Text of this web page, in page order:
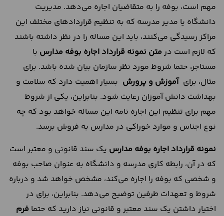
مهم است، بوفه را به متقاضیان اجاره می‌دهد. مدیریت
دانشگاه یا مدیر مدرسه که به تنظیم قراردادهای مختلف این
مراکز رسیدگی می‌کنند، باید این مساله را در نظر داشته باشند
که لازم است در متن نمونه قرارداد اجاره بوفه مدارس با
مستاجر، حتما شروط مورد نظر سازمان بیان شده باشد. برای
مثال، برای آموزش و پرورش بسیار اهمیت دارد که سلامت و
بهداشت دانش آموزان رعایت شود. بنابراین، یکی از شروط
مهم برای تنظیم این اجاره نامه این مساله خواهد بود که چه
نوع اجناس و موارد خوراکی در مدارس به فروش برسد.
نمونه قرارداد اجاره بوفه مدارس یک سند قانونی و معتبر است
که در آن، رابطه کاری مدرسه و دانشگاه به عنوان صاحب بوفه
و شخصی که بوفه را اجاره می‌کند، مشخص خواهد شد و درباره
شروط و تعهدات طرفین توضیح می‌دهد. بنابراین، برای در
اختیار داشتن یک سند معتبر و قانونی نیاز دارید که حتما فرم